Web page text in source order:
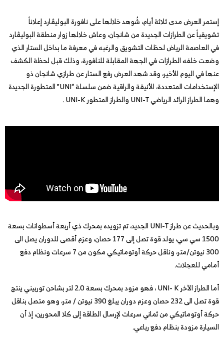
إستمر العرض مدى ثلاثة أيام، شُوهد خلالها على نافورة البوليڤارد إعلاناً
تشويقياً عن الطرازات الجديدة من شانجان، وعاش خلالها زوار منطقة البوليڤارد
في العاصمة الرياض لحظات التشويق والرغبه في معرفة ما بداخل الستار الذي
وضعت خلفه الطرازات في الجهة المقابلة للنافورة، وذلك قبل لحظة الكشف
عنها في اليوم الأخير، وقد شهد العرض رفع الستار عن طرازي شانجان ذو
الإستخدامات المتعددة، الأنيقة والراقية ضمن سلسلة “UNI” المتطورة الجديدة
وهما الطراز الرائد الرياضي UNI-T والطراز المتطور UNI-K .
وبالحديث عن طراز UNI-T الجديد، تم تزويده بمحرك ذي أربعة أسطوانات بسعة
1500 سي سي، يولد قوة تصل إلى 177 حصان، وعزم أقصى للدوران يصل الى
300 نيوتن/متر، وناقل حركة أوتوماتيكي مكون من 7 سرعات ونظام دفع
أمامي للعجلات.
أما الطراز الآخر UNI- K ، فهو مزود بمحرك بسعة 2.0 لتر بشاحن توربيني ينتج
قوة تصل الى 232 حصان وعزم دوران يبلغ 390 نيوتن / متر، وهو متصل بناقل
حركة أوتوماتيكي من ثماني سرعات لإرسال الطاقة إلى كلا المحورين، إذ أن
السيارة مزودة بنظام دفع رباعي.